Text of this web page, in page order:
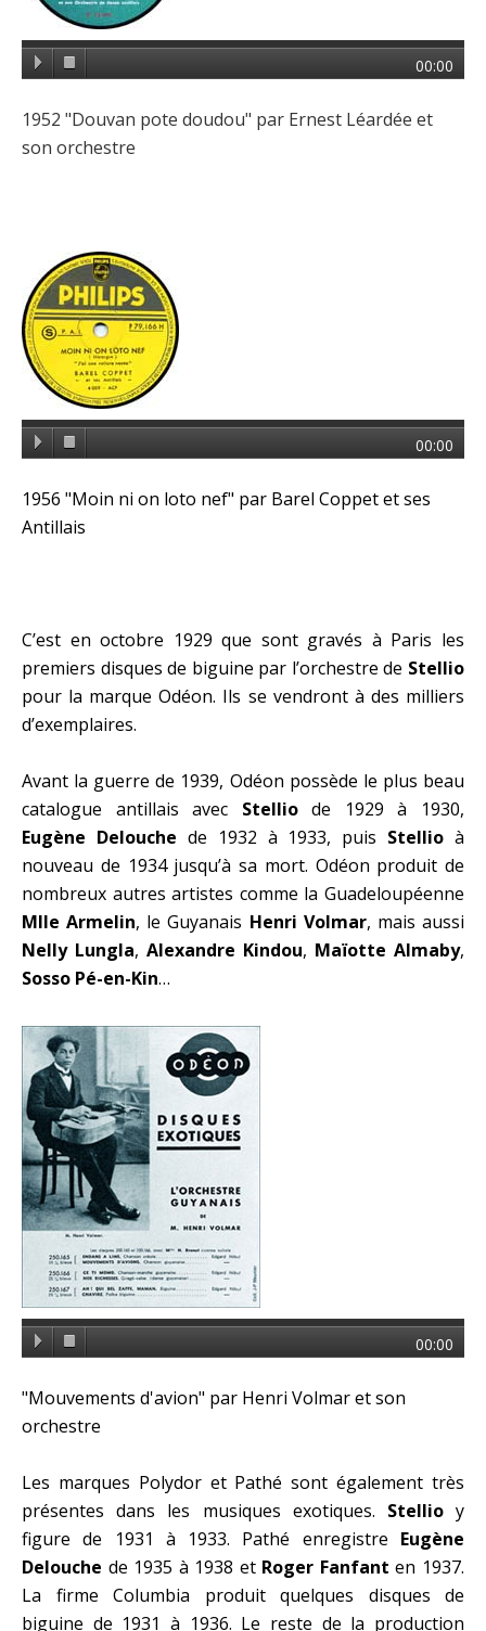
00:00
1952 "Douvan pote doudou" par Ernest Léardée et
son orchestre
00:00
1956 "Moin ni on loto nef" par Barel Coppet et ses
Antillais
C’est en octobre 1929 que sont gravés à Paris les
premiers disques de biguine par l’orchestre de Stellio
pour la marque Odéon. Ils se vendront à des milliers
d’exemplaires.
Avant la guerre de 1939, Odéon possède le plus beau
catalogue antillais avec Stelliode 1929 à 1930,
Eugène Delouche de 1932 à 1933, puis Stellio à
nouveau de 1934 jusqu’à sa mort. Odéon produit de
nombreux autres artistes comme la Guadeloupéenne
Mlle Armelin, le Guyanais Henri Volmar, mais aussi
Nelly Lungla, Alexandre Kindou, Maïotte Almaby,
Sosso Pé-en-Kin…
00:00
"Mouvements d'avion" par Henri Volmar et son
orchestre
Les marques Polydor et Pathé sont également très
présentes dans les musiques exotiques. Stellioy
figure de 1931 à 1933. Pathé enregistre Eugène
Delouche de 1935 à 1938 et Roger Fanfant en 1937.
La firme Columbia produit quelques disques de
biguine de 1931 à 1936. Le reste de la production